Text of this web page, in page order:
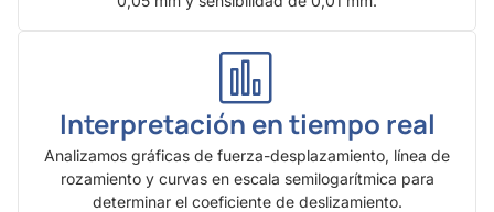
Interpretación en tiempo real
Analizamos gráficas de fuerza-desplazamiento, línea de
rozamiento y curvas en escala semilogarítmica para
determinar el coeficiente de deslizamiento.